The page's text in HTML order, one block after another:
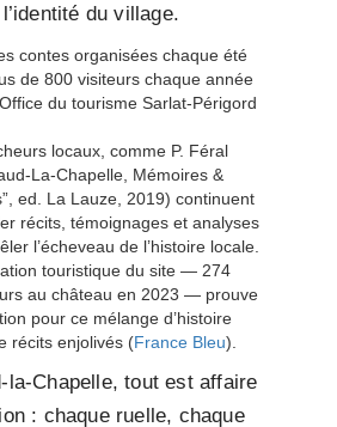
du village.
contes organisées chaque été
de 800 visiteurs chaque année
du tourisme Sarlat-Périgord
locaux, comme P. Féral
La-Chapelle, Mémoires &
ed. La Lauze, 2019) continuent
récits, témoignages et analyses
l’écheveau de l’histoire locale.
touristique du site — 274
au château en 2023 — prouve
pour ce mélange d’histoire
récits enjolivés (France Bleu).
la-Chapelle, tout est affaire
: chaque ruelle, chaque